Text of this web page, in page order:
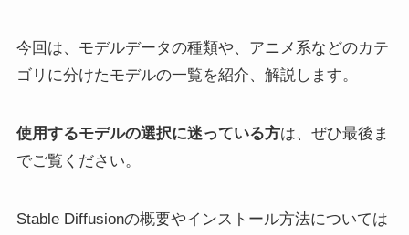
今回は、モデルデータの種類や、アニメ系などのカテ
ゴリに分けたモデルの一覧を紹介、解説します。
使用するモデルの選択に迷っている方は、ぜひ最後ま
でご覧ください。
Stable Diffusionの概要やインストール方法については